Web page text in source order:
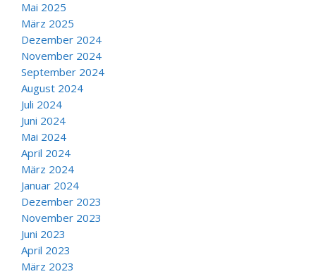
Mai 2025
März 2025
Dezember 2024
November 2024
September 2024
August 2024
Juli 2024
Juni 2024
Mai 2024
April 2024
März 2024
Januar 2024
Dezember 2023
November 2023
Juni 2023
April 2023
März 2023